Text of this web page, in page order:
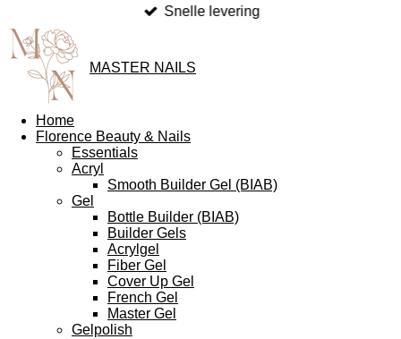
Snelle levering
MASTER NAILS
Home
Florence Beauty & Nails
Essentials
Acryl
Smooth Builder Gel (BIAB)
Gel
Bottle Builder (BIAB)
Builder Gels
Acrylgel
Fiber Gel
Cover Up Gel
French Gel
Master Gel
Gelpolish